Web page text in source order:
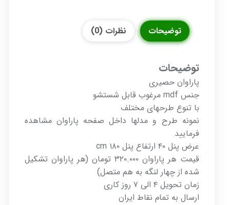
توضیحات نظرات (0)
توضیحات
پاراوان حصیری
جنس mdf مرغوب قابل شستشو
با تنوع طرحهای مختلف
نمونه طرح و مدلها داخل صفحه پاراوان مشاهده
فرمایید
عرض پنل ۴۰ ارتفاع پنل ۱۸۰ cm
قیمت هر پاراوان ۳۲۰.۰۰۰ تومان (هر پاراوان تشکیل
شده از چهار لنگه به هم متصل)
زمان تحویل ۴ الی ۷ روز کاری
ارسال به تمام نقاط ایران